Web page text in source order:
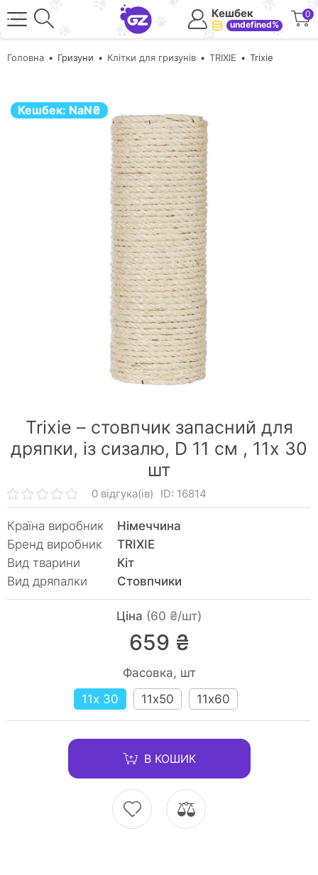
Кешбек
undefined%
0
Головна Гризуни Клітки для гризунів TRIXIE Trixie
Кешбек: NaN₴
Trixie – стовпчик запасний для
дряпки, із сизалю, D 11 см , 11х 30
шт
0 відгука(ів) ID: 16814
Країна виробник
Німеччина
Бренд виробник
TRIXIE
Вид тварини
Кiт
Вид дряпалки
Стовпчики
Ціна (60 ₴/шт)
659 ₴
Фасовка, шт
11х 30
11х50 11х60
В КОШИК